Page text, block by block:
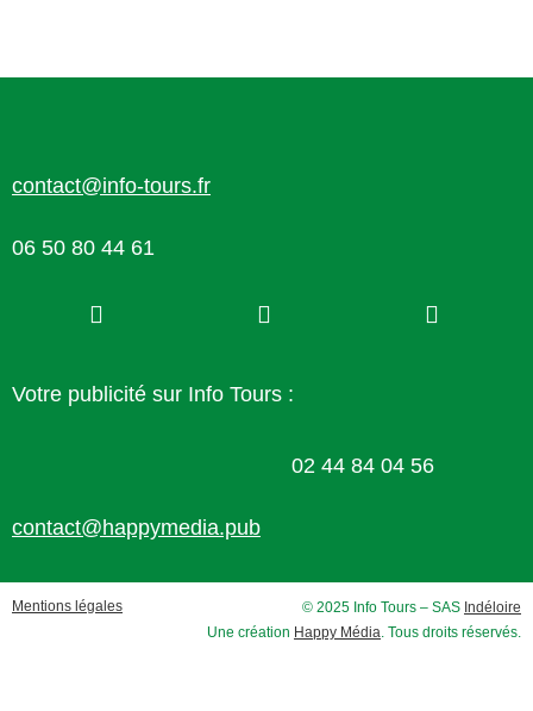
contact@info-tours.fr
06 50 80 44 61
Votre publicité sur Info Tours :
02 44 84 04 56
contact@happymedia.pub
Mentions légales © 2025 Info Tours – SAS Indéloire
Une création Happy Média . Tous droits réservés.